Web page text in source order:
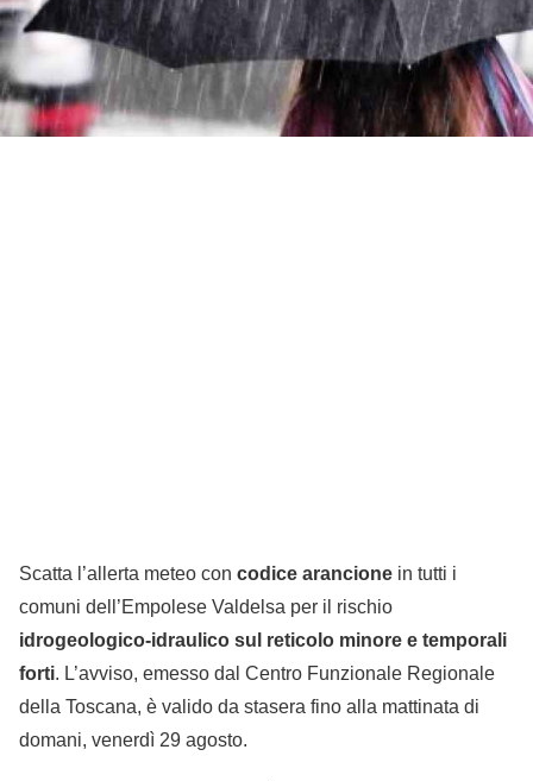
Scatta l’allerta meteo con codice arancione in tutti i
comuni dell’Empolese Valdelsa per il rischio
idrogeologico-idraulico sul reticolo minore e temporali
forti. L’avviso, emesso dal Centro Funzionale Regionale
della Toscana, è valido da stasera fino alla mattinata di
domani, venerdì 29 agosto.